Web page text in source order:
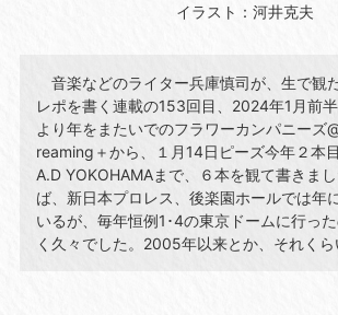
イラスト：河井克夫
音楽などのライター兵庫慎司が、生で観
レポを書く連載の153回目、2024年1月前
より年をまたいでのフラワーカンパニーズ
reaming＋から、１月14日ピーズ今年２本
A.D YOKOHAMAまで、６本を観て書きま
ば、新日本プロレス、後楽園ホールでは年
いるが、毎年恒例1･4の東京ドームに行っ
く久々でした。2005年以来とか、それくら